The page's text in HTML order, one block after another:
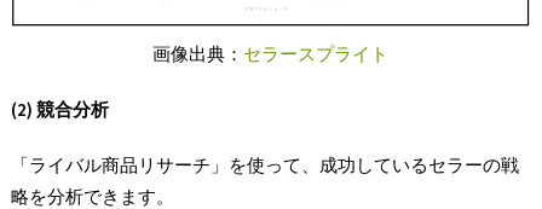
画像出典： セラースプライト
(2) 競合分析
「ライバル商品リサーチ」を使って、成功しているセラーの戦
略を分析できます。